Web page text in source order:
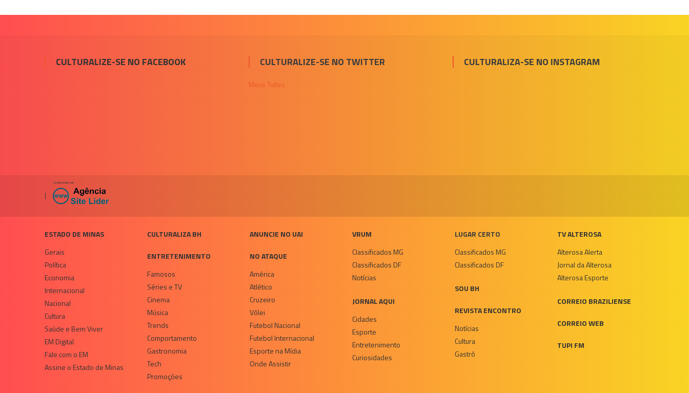
CULTURALIZE-SE NO FACEBOOK CULTURALIZE-SE NO TWITTER
Meus Tuítes
CULTURALIZA-SE NO INSTAGRAM
|
ESTADO DE MINAS
Gerais
Política
Economia
Internacional
Nacional
Cultura
Saúde e Bem Viver
EM Digital
Fale com o EM
Assine o Estado de Minas
CULTURALIZA BH
ENTRETENIMENTO
Famosos
Séries e TV
Cinema
Música
Trends
Comportamento
Gastronomia
Tech
Promoções
ANUNCIE NO UAI
NO ATAQUE
América
Atlético
Cruzeiro
Vôlei
Futebol Nacional
Futebol Internacional
Esporte na Mídia
Onde Assistir
VRUM
Classificados MG
Classificados DF
Notícias
JORNAL AQUI
Cidades
Esporte
Entretenimento
Curiosidades
LUGAR CERTO
Classificados MG
Classificados DF
SOU BH
REVISTA ENCONTRO
Notícias
Cultura
Gastrô
TV ALTEROSA
Alterosa Alerta
Jornal da Alterosa
Alterosa Esporte
CORREIO BRAZILIENSE
CORREIO WEB
TUPI FM